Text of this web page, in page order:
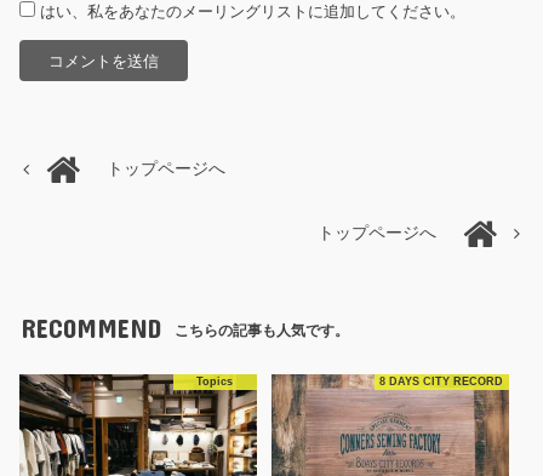
はい、私をあなたのメーリングリストに追加してください。
トップページへ
トップページへ
RECOMMEND こちらの記事も人気です。
Topics 8 DAYS CITY RECORD